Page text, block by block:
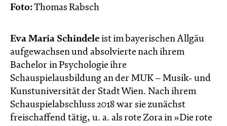
Foto:Thomas Rabsch
Eva Maria Schindele ist im bayerischen Allgäu
aufgewachsen und absolvierte nach ihrem
Bachelor in Psychologie ihre
Schauspielausbildung an der MUK – Musik- und
Kunstuniversität der Stadt Wien. Nach ihrem
Schauspielabschluss 2018 war sie zunächst
freischaffend tätig, u. a. als rote Zora in »Die rote